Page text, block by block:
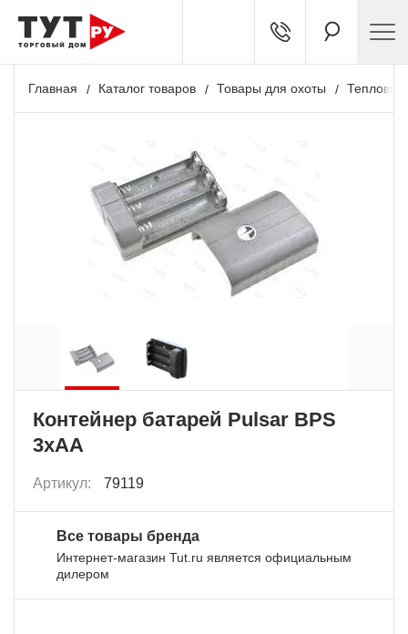
Главная Каталог товаров Товары для охоты
Контейнер батарей Pulsar BPS
3xAA
Артикул: 79119
Все товары бренда
Интернет-магазин Tut.ru является официальным
дилером